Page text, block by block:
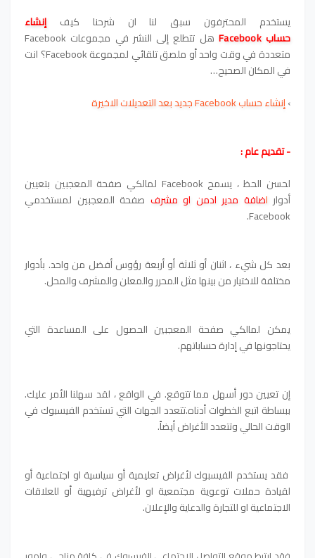
يستخدم المحترفون سبق لنا ان شرحنا كيفإنشاء
حسابFacebook
هل تتطلع إلى النشر في مجموعات Facebook
متعددة في وقت واحد أو ملصق تلقائي لمجموعة Facebook؟ انت
في المكان الصحيح…
›إنشاء حساب Facebook جديد بعد التعديلات الاخيرة
- تقديم عام :
لحسن الحظ ، يسمح Facebook لمالكي صفحة المعجبين بتعيين
أدوار اضافة مدير ادمن او مشرف صفحة المعجبين لمستخدمي
Facebook.
بعد كل شيء ، اثنان أو ثلاثة أو أربعة رؤوس أفضل من واحد. بأدوار
مختلفة للاختيار من بينها مثل المحرر والمعلن والمشرف والمحل.
يمكن لمالكي صفحة المعجبين الحصول على المساعدة التي
يحتاجونها في إدارة حساباتهم.
إن تعيين دور أسهل مما تتوقع. في الواقع ، لقد سهلنا الأمر عليك.
ببساطة اتبع الخطوات أدناه.تتعدد الجهات التي تستخدم الفيسبوك في
الوقت الحالي وتتعدد الأغراض أيضاً.
فقد يستخدم الفيسبوك لأغراض تعليمية أو سياسية او اجتماعية أو
لقيادة حملات توعوية مجتمعية او لأغراض ترفيهية أو للعلاقات
الاجتماعية او للتجارة والدعاية والإعلان.